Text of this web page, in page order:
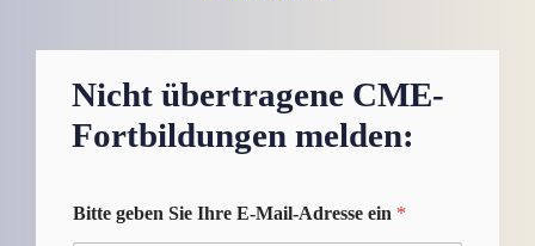
Nicht übertragene CME-
Fortbildungen melden:
Bitte geben Sie Ihre E-Mail-Adresse ein *